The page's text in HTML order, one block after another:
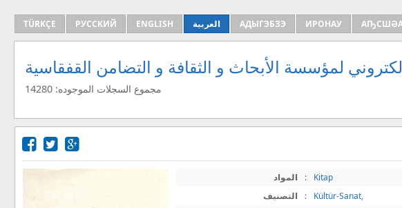
TÜRKÇE РУССКИЙ ENGLISH العربية АДЫГЭБЗЭ ИРОНАУ
لمؤسسة الأبحاث و الثقافة و التضامن القفقاسية
مجموع السجلات الموجوده: 14280
المواد :
Kitap
التصنيف
: Kültür-Sanat,